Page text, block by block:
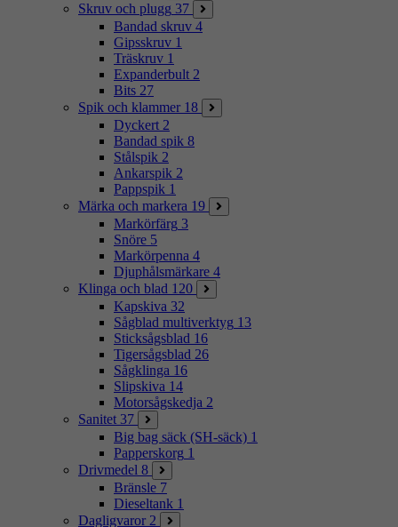
Skruv och plugg 37
Bandad skruv 4
Gipsskruv 1
Träskruv 1
Expanderbult 2
Bits 27
Spik och klammer 18
Dyckert 2
Bandad spik 8
Stålspik 2
Ankarspik 2
Pappspik 1
Märka och markera 19
Markörfärg 3
Snöre 5
Markörpenna 4
Djuphålsmärkare 4
Klinga och blad 120
Kapskiva 32
Sågblad multiverktyg 13
Sticksågsblad 16
Tigersågsblad 26
Sågklinga 16
Slipskiva 14
Motorsågskedja 2
Sanitet 37
Big bag säck (SH-säck) 1
Papperskorg 1
Drivmedel 8
Bränsle 7
Dieseltank 1
Dagligvaror 2